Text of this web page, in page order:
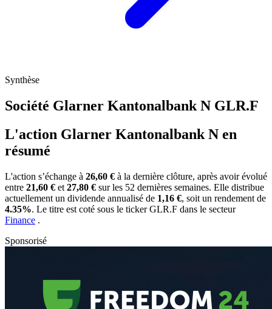
Synthèse
Société Glarner Kantonalbank N GLR.F
L'action Glarner Kantonalbank N en
résumé
L'action s’échange à 26,60 € à la dernière clôture, après avoir évolué
entre 21,60 € et 27,80 € sur les 52 dernières semaines. Elle distribue
actuellement un dividende annualisé de 1,16 €, soit un rendement de
4.35%. Le titre est coté sous le tickerGLR.F dans le secteur
Finance .
Sponsorisé